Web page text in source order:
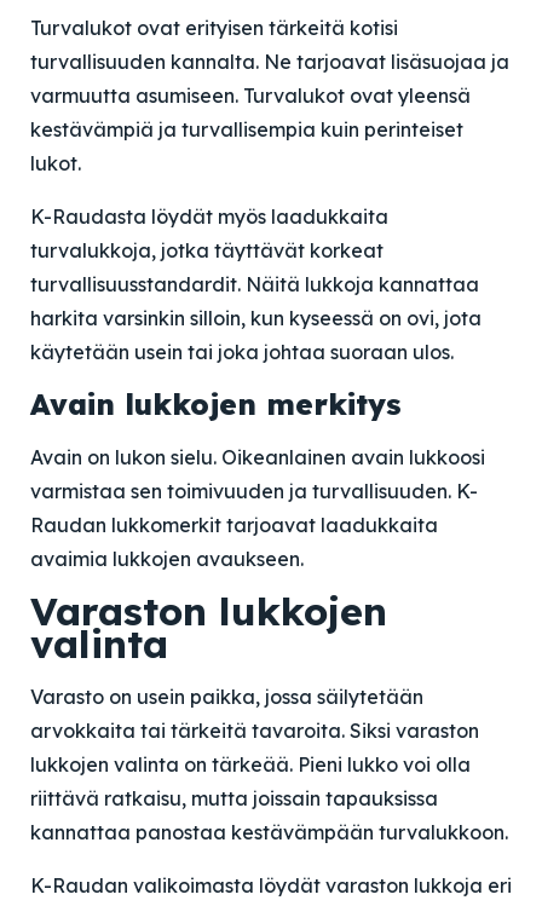
Turvalukot ovat erityisen tärkeitä kotisi
turvallisuuden kannalta. Ne tarjoavat lisäsuojaa ja
varmuutta asumiseen. Turvalukot ovat yleensä
kestävämpiä ja turvallisempia kuin perinteiset
lukot.
K-Raudasta löydät myös laadukkaita
turvalukkoja, jotka täyttävät korkeat
turvallisuusstandardit. Näitä lukkoja kannattaa
harkita varsinkin silloin, kun kyseessä on ovi, jota
käytetään usein tai joka johtaa suoraan ulos.
Avain lukkojen merkitys
Avain on lukon sielu. Oikeanlainen avain lukkoosi
varmistaa sen toimivuuden ja turvallisuuden. K-
Raudan lukkomerkit tarjoavat laadukkaita
avaimia lukkojen avaukseen.
Varaston lukkojen
valinta
Varasto on usein paikka, jossa säilytetään
arvokkaita tai tärkeitä tavaroita. Siksi varaston
lukkojen valinta on tärkeää. Pieni lukko voi olla
riittävä ratkaisu, mutta joissain tapauksissa
kannattaa panostaa kestävämpään turvalukkoon.
K-Raudan valikoimasta löydät varaston lukkoja eri